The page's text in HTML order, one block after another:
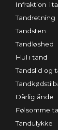
Infraktion i
Tandretning
Tandsten
Tandløshed
Hul i tand
Tandslid
Dårlig ånde
Følsomme
Tandulykke